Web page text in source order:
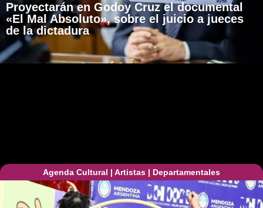
Proyectarán en Godoy Cruz el documental
«El Mal Absoluto», sobre el juicio a jueces
de la dictadura
Agenda Cultural | Artistas | Departamentales